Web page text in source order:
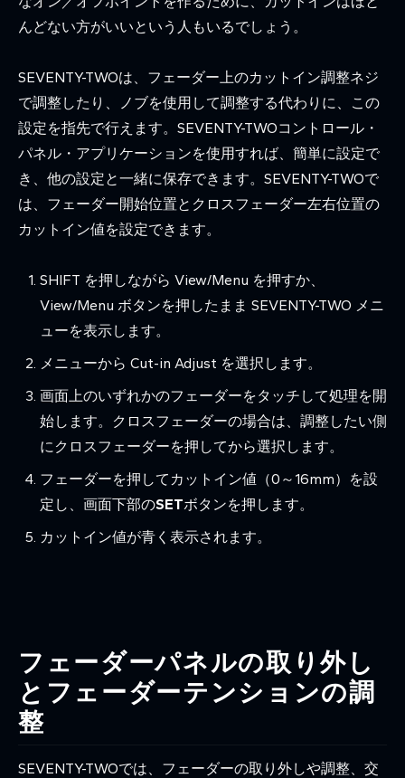
んどない方がいいという人もいるでしょう。
SEVENTY-TWOは、フェーダー上のカットイン調整ネジ
で調整したり、ノブを使用して調整する代わりに、この
設定を指先で行えます。SEVENTY-TWOコントロール・
パネル・アプリケーションを使用すれば、簡単に設定で
き、他の設定と一緒に保存できます。SEVENTY-TWOで
は、フェーダー開始位置とクロスフェーダー左右位置の
カットイン値を設定できます。
SHIFT を押しながら View/Menu を押すか、
View/Menu ボタンを押したまま SEVENTY-TWO メニ
ューを表示します。
メニューから Cut-in Adjust を選択します。
画面上のいずれかのフェーダーをタッチして処理を開
始します。クロスフェーダーの場合は、調整したい側
にクロスフェーダーを押してから選択します。
フェーダーを押してカットイン値（0～16mm）を設
定し、画面下部のSETボタンを押します。
カットイン値が青く表示されます。
フェーダーパネルの取り外し
とフェーダーテンションの調
整
SEVENTY-TWOでは、フェーダーの取り外しや調整、交